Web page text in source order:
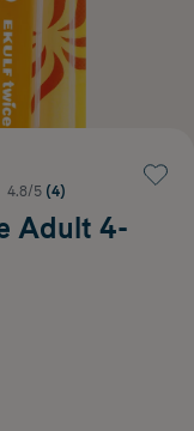
4.8/5 (4)
Adult 4-